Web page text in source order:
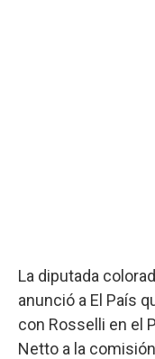
La diputada
anunció a El País
con Rosselli en el
Netto a la